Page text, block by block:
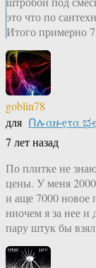
это что по
Итого примерно
goblin78
для Ոሉαዙҿτα
7 лет назад
По плитке не
цены. У меня
и аще 7000 новое
ниочем я за нее и
пару штук бы